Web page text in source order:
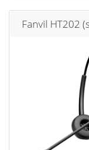
Fanvil HT202